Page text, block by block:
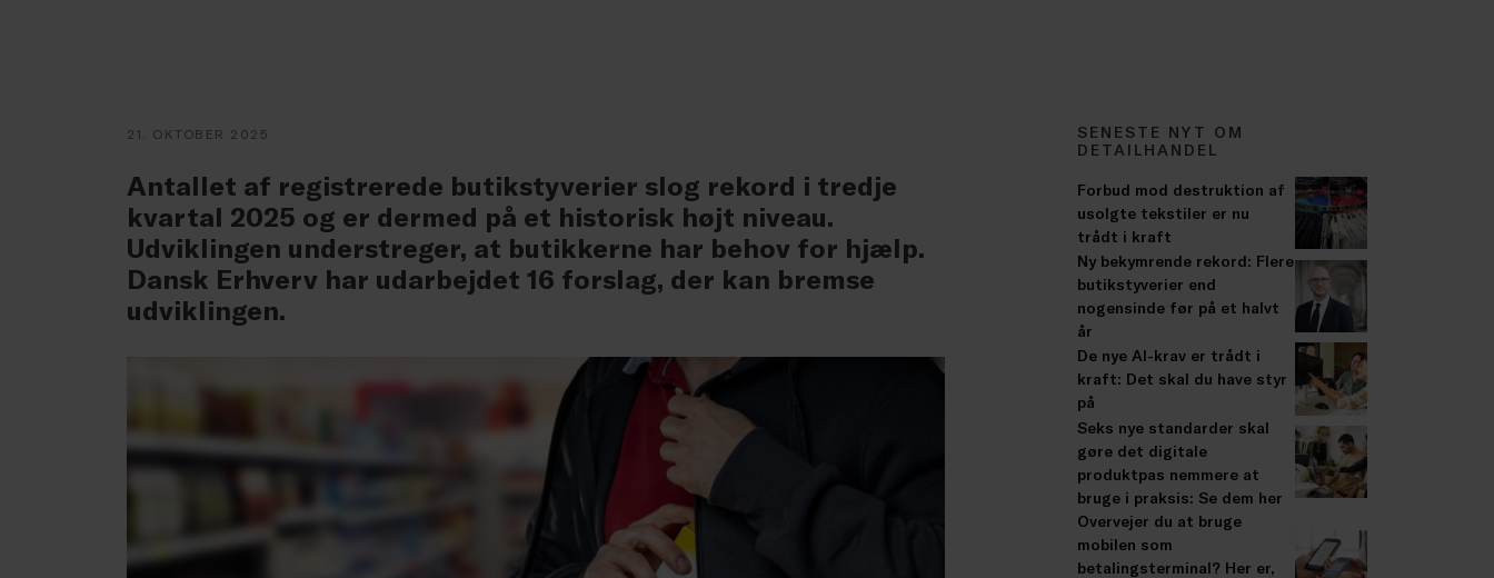
21. OKTOBER 2025
Antallet af registrerede butikstyverier slog rekord i tredje
kvartal 2025 og er dermed på et historisk højt niveau.
Udviklingen understreger, at butikkerne har behov for hjælp.
Dansk Erhverv har udarbejdet 16 forslag, der kan bremse
udviklingen.
SENESTE NYT OM
DETAILHANDEL
Forbud mod destruktion af
usolgte tekstiler er nu
trådt i kraft
Ny bekymrende rekord: Flere
butikstyverier end
nogensinde før på et halvt
år
De nye AI-krav er trådt i
kraft: Det skal du have styr
på
Seks nye standarder skal
gøre det digitale
produktpas nemmere at
bruge i praksis: Se dem her
Overvejer du at bruge
mobilen som
betalingsterminal? Her er,